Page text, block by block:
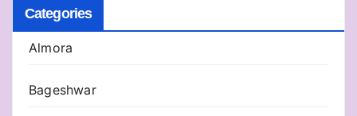
Categories
Almora
Bageshwar